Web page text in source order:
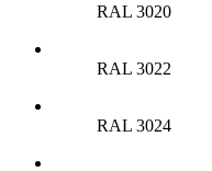
RAL 3020
RAL 3022
RAL 3024